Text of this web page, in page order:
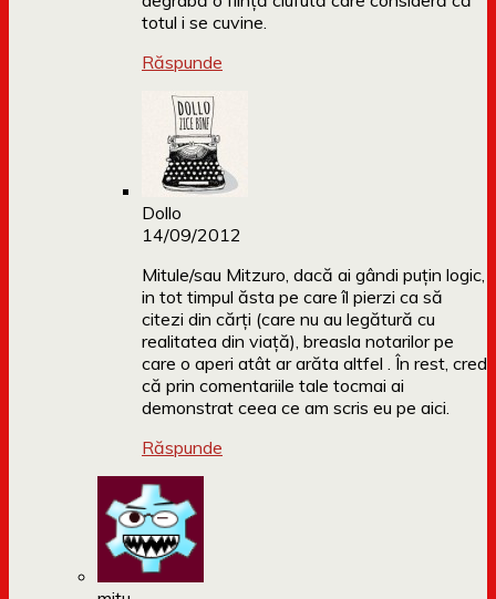
totul i se cuvine.
Răspunde
Dollo
14/09/2012
Mitule/sau Mitzuro, dacă ai gândi puțin logic,
in tot timpul ăsta pe care îl pierzi ca să
citezi din cărți (care nu au legătură cu
realitatea din viață), breasla notarilor pe
care o aperi atât ar arăta altfel . În rest, cred
că prin comentariile tale tocmai ai
demonstrat ceea ce am scris eu pe aici.
Răspunde